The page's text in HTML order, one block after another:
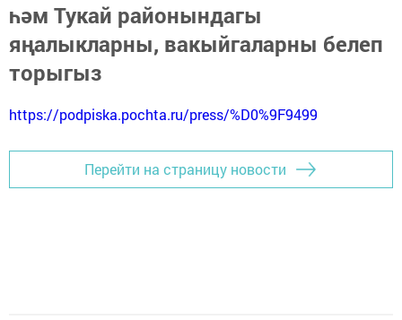
һәм Тукай районындагы
яңалыкларны, вакыйгаларны белеп
торыгыз
https://podpiska.pochta.ru/press/%D0%9F9499
Перейти на страницу новости